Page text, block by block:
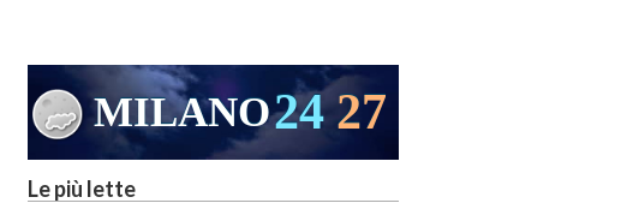
MILANO24 27
Le più lette